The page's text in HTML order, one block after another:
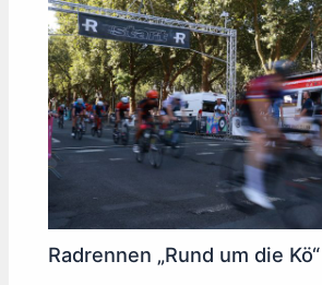
Radrennen „Rund um die